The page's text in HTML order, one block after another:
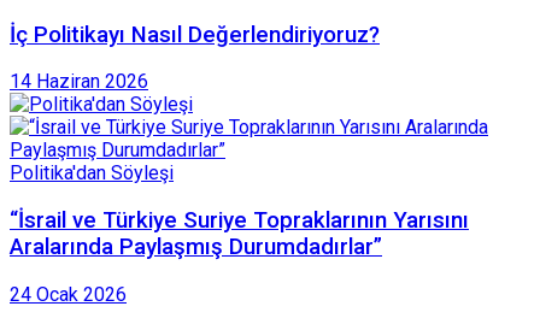
İç Politikayı Nasıl Değerlendiriyoruz?
14 Haziran 2026
Politika'dan Söyleşi
“İsrail ve Türkiye Suriye Topraklarının Yarısını
Aralarında Paylaşmış Durumdadırlar”
24 Ocak 2026